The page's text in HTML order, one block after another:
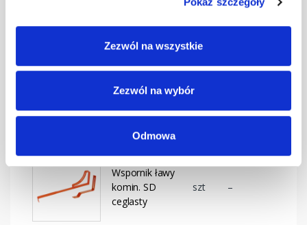
Zezwól na wszystkie
Zezwól na wybór
Odmowa
komin. SD
brązowy
szt –
Wspornik ławy
ciemnobrązowy
Wspornik ławy
komin. SD
ceglasty
szt –